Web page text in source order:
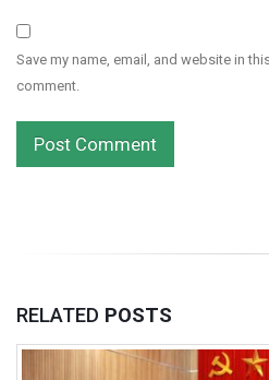
Save my name, email, and website in
comment.
RELATED POSTS